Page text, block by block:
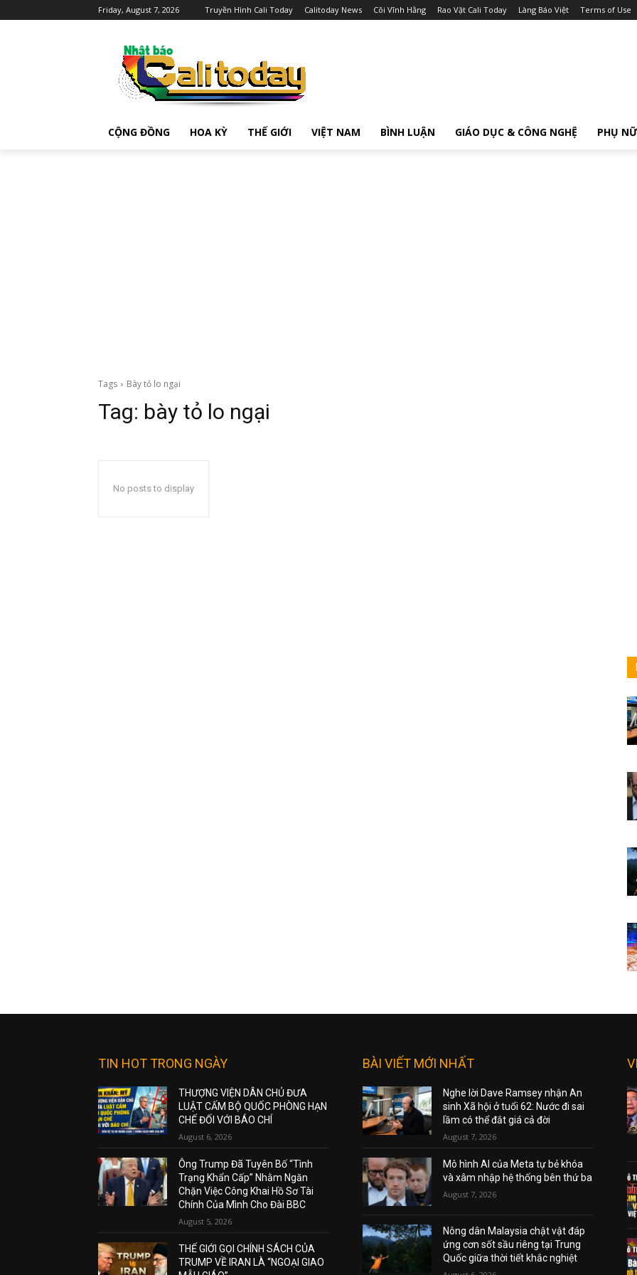
Friday, August 7, 2026 Truyền Hình Cali Today Calitoday News Cõi Vĩnh Hằng Rao Vặt Cali Today Làng Báo Việt Terms of Use
CỘNG ĐỒNG HOA KỲ THẾ GIỚI VIỆT NAM BÌNH LUẬN GIÁO DỤC & CÔNG NGHỆ PHỤ NỮ
Tags Bày tỏ lo ngại
Tag: bày tỏ lo ngại
No posts to display
TIN HOT TRONG NGÀY
THƯỢNG VIỆN DÂN CHỦ ĐƯA
LUẬT CẤM BỘ QUỐC PHÒNG HẠN
CHẾ ĐỐI VỚI BÁO CHÍ
August 6, 2026
Ông Trump Đã Tuyên Bố “Tình
Trạng Khẩn Cấp” Nhằm Ngăn
Chặn Việc Công Khai Hồ Sơ Tài
Chính Của Mình Cho Đài BBC
August 5, 2026
THẾ GIỚI GỌI CHÍNH SÁCH CỦA
TRUMP VỀ IRAN LÀ “NGOẠI GIAO
BÀI VIẾT MỚI NHẤT
Nghe lời Dave Ramsey nhận An
sinh Xã hội ở tuổi 62: Nước đi sai
lầm có thể đắt giá cả đời
August 7, 2026
Mô hình AI của Meta tự bẻ khóa
và xâm nhập hệ thống bên thứ ba
August 7, 2026
Nông dân Malaysia chật vật đáp
ứng cơn sốt sầu riêng tại Trung
Quốc giữa thời tiết khắc nghiệt